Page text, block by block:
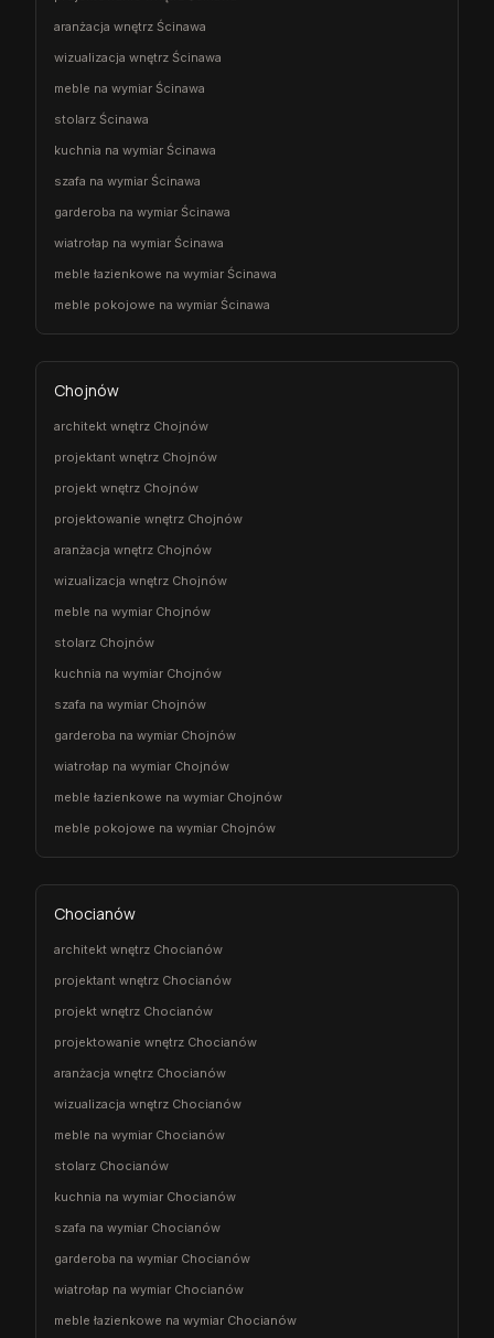
aranżacja wnętrz Ścinawa
wizualizacja wnętrz Ścinawa
meble na wymiar Ścinawa
stolarz Ścinawa
kuchnia na wymiar Ścinawa
szafa na wymiar Ścinawa
garderoba na wymiar Ścinawa
wiatrołap na wymiar Ścinawa
meble łazienkowe na wymiar Ścinawa
meble pokojowe na wymiar Ścinawa
Chojnów
architekt wnętrz Chojnów
projektant wnętrz Chojnów
projekt wnętrz Chojnów
projektowanie wnętrz Chojnów
aranżacja wnętrz Chojnów
wizualizacja wnętrz Chojnów
meble na wymiar Chojnów
stolarz Chojnów
kuchnia na wymiar Chojnów
szafa na wymiar Chojnów
garderoba na wymiar Chojnów
wiatrołap na wymiar Chojnów
meble łazienkowe na wymiar Chojnów
meble pokojowe na wymiar Chojnów
Chocianów
architekt wnętrz Chocianów
projektant wnętrz Chocianów
projekt wnętrz Chocianów
projektowanie wnętrz Chocianów
aranżacja wnętrz Chocianów
wizualizacja wnętrz Chocianów
meble na wymiar Chocianów
stolarz Chocianów
kuchnia na wymiar Chocianów
szafa na wymiar Chocianów
garderoba na wymiar Chocianów
wiatrołap na wymiar Chocianów
meble łazienkowe na wymiar Chocianów